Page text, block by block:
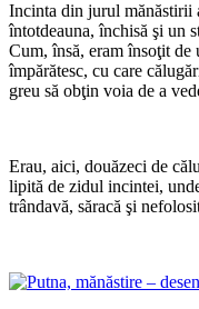
Incinta din jurul mănăstirii
întotdeauna, închisă şi un
Cum, însă, eram însoţit de
împărătesc, cu care
greu să obţin voia de a
Erau, aici, douăzeci de
lipită de zidul incintei,
trândavă, săracă şi